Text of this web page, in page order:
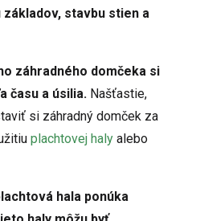
stavbu stien a
záhradného domčeka si
času a úsilia. Našťastie,
si záhradný domček za
plachtovej haly alebo
hala ponúka